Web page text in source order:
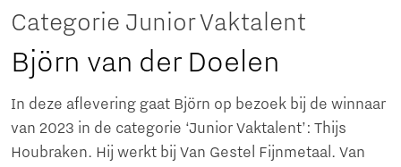
Categorie Junior Vaktalent
Björn van der Doelen
In deze aflevering gaat Björn op bezoek bij de winnaar
van 2023 in de categorie ‘Junior Vaktalent’: Thijs
Houbraken. Hij werkt bij Van Gestel Fijnmetaal. Van